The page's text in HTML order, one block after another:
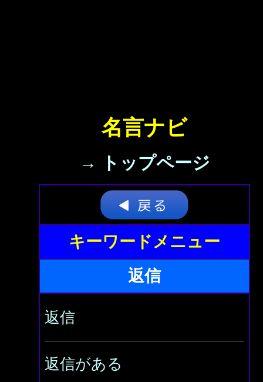
名言ナビ
→ トップページ
キーワードメニュー
返信
返信
返信がある